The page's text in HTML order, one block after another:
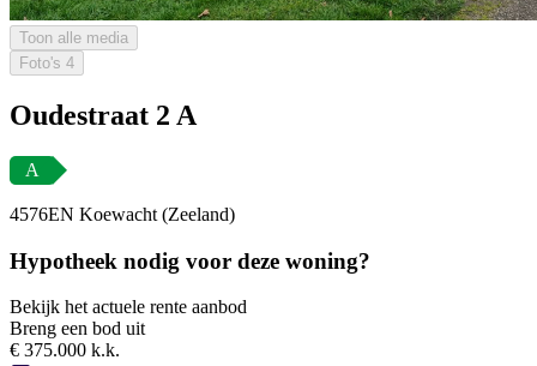
Toon alle media
Foto's 4
Oudestraat 2 A
A
4576EN Koewacht (Zeeland)
Hypotheek nodig voor deze woning?
Bekijk het actuele rente aanbod
Breng een bod uit
€ 375.000 k.k.